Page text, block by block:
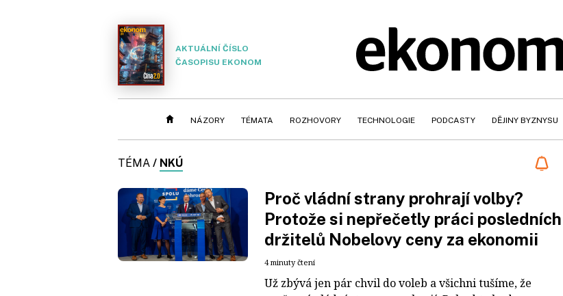
AKTUÁLNÍ ČÍSLO
ČASOPISU EKONOM
NÁZORY TÉMATA ROZHOVORY TECHNOLOGIE PODCASTY DĚJINY BYZNYSU
TÉMA / NKÚ
Proč vládní strany prohrají volby?
Protože si nepřečetly práci posledních
držitelů Nobelovy ceny za ekonomii
4 minuty čtení
Už zbývá jen pár chvil do voleb a všichni tušíme, že